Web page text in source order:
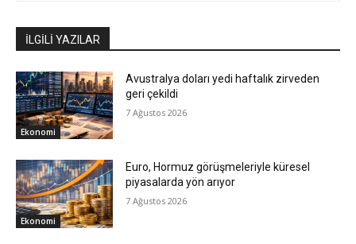
İLGİLİ YAZILAR
Ekonomi
Avustralya doları yedi haftalık zirveden
geri çekildi
7 Ağustos 2026
Ekonomi
Euro, Hormuz görüşmeleriyle küresel
piyasalarda yön arıyor
7 Ağustos 2026